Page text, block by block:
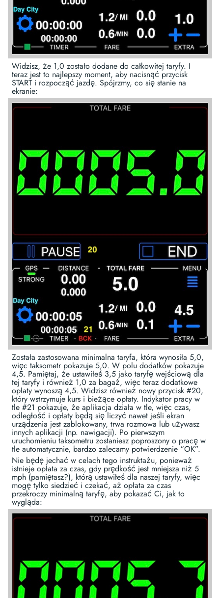
Widzisz, że 1,0 zostało dodane do całkowitej taryfy. I
teraz jest to najlepszy moment, aby nacisnąć przycisk
START i rozpocząć jazdę. Spójrzmy, co się stanie na
ekranie:
Została zastosowana minimalna taryfa, która wynosiła 5,0,
więc taksometr pokazuje 5,0. W polu dodatków pokazuje
4,5. Pamiętaj, że ustawiłeś 3,5 jako taryfę wejściową dla
tej taryfy i również 1,0 za bagaż, więc teraz dodatkowe
opłaty wynoszą 4,5. Widzisz również nowy przycisk #20,
który wstrzymuje kurs i bieżące opłaty. Indykator pracy w
tle #21 pokazuje, że aplikacja działa w tle, więc czas,
odległość i opłaty będą się liczyć nawet jeśli ekran
urządzenia jest zablokowany, trwa rozmowa lub używasz
innych aplikacji (np. nawigacji). Po pierwszym
uruchomieniu taksometru zostaniesz poproszony o pracę w
tle automatycznie, bardzo zalecamy potwierdzenie “OK”.
Nie będę jechać w celach tego instruktażu, ponieważ
istnieje opłata za czas, gdy prędkość jest mniejsza niż 5
mph (pamiętasz?), którą ustawiłeś dla naszej taryfy, więc
mogę tylko siedzieć i czekać, aż opłata za czas
przekroczy minimalną taryfę, aby pokazać Ci, jak to
wygląda: